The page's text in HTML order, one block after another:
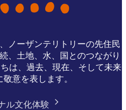
ノーザンテリトリーの先住民
、土地、水、国とのつながり
は、過去、現在、そして未来
意を表します。
ル文化体験